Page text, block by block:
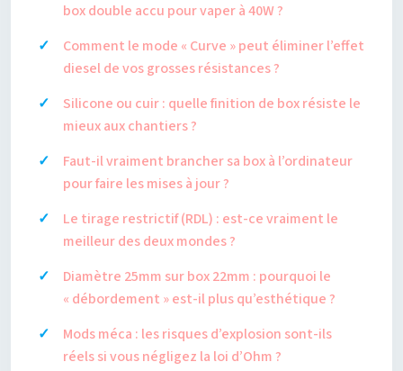
box double accu pour vaper à 40W ?
Comment le mode « Curve » peut éliminer l’effet
diesel de vos grosses résistances ?
Silicone ou cuir : quelle finition de box résiste le
mieux aux chantiers ?
Faut-il vraiment brancher sa box à l’ordinateur
pour faire les mises à jour ?
Le tirage restrictif (RDL) : est-ce vraiment le
meilleur des deux mondes ?
Diamètre 25mm sur box 22mm : pourquoi le
« débordement » est-il plus qu’esthétique ?
Mods méca : les risques d’explosion sont-ils
réels si vous négligez la loi d’Ohm ?